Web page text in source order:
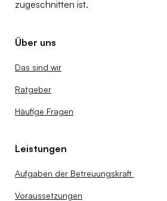
zugeschnitten ist.
Über uns
Das sind wir
Ratgeber
Häufige Fragen
Leistungen
Aufgaben der Betreuungskraft
Voraussetzungen